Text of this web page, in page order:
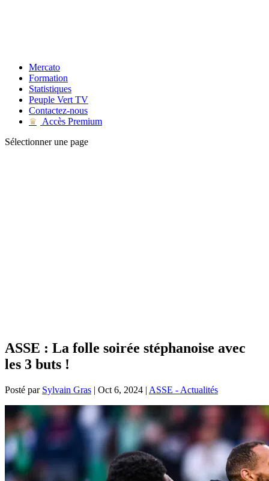
Mercato
Formation
Statistiques
Peuple Vert TV
Contactez-nous
♛
Accès Premium
Sélectionner une page
ASSE : La folle soirée stéphanoise avec
les 3 buts !
Posté par Sylvain Gras | Oct 6, 2024 | ASSE - Actualités